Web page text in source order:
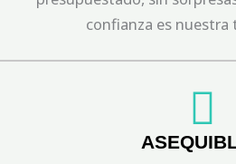
confianza es nuestra